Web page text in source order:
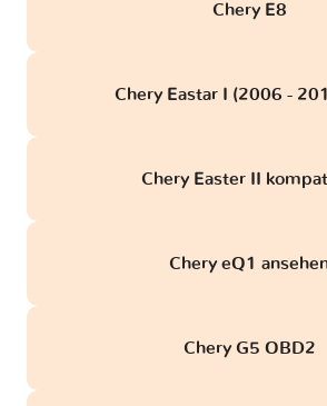
Chery E8
Chery Eastar I (2006 -
Chery Easter II
Chery eQ1
Chery G5 OBD2